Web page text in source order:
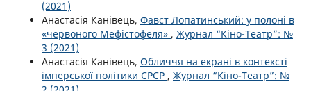
(2021)
Анастасія Канівець, Фавст Лопатинський: у полоні в
«червоного Мефістофеля» , Журнал “Кіно-Театр”: №
3 (2021)
Анастасія Канівець, Обличчя на екрані в контексті
імперської політики СРСР , Журнал “Кіно-Театр”: №